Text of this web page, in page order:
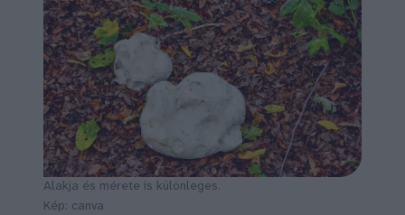
Alakja és mérete is különleges.
Kép: canva